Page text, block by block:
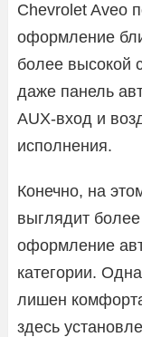
Chevrolet Aveo
оформление
более высокой
даже панель
AUX-вход и
исполнения.
Конечно, на
выглядит
оформление
категории.
лишен
здесь